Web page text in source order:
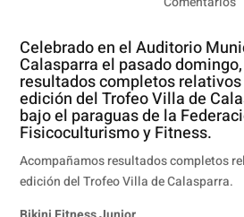
Celebrado en el Auditorio
Calasparra el pasado
resultados completos
edición del Trofeo Villa de
bajo el paraguas de la
Fisicoculturismo y Fitness.
Acompañamos resultados completos
edición del Trofeo Villa de Calasparra.